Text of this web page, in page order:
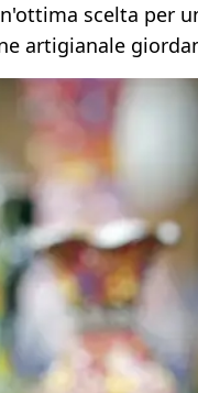
scelta per
artigianale